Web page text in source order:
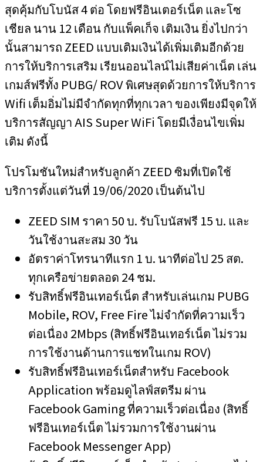
สุดคุ้มกับโบนัส 4 ต่อ โดยฟรีอินเตอร์เน็ต และโซ
เชียล นาน 12 เดือน กับแพ็คเก็จ เติมเงิน ยิ่งไปกว่า
นั้นสามารถ ZEED แบบเติมเงินได้เพิ่มเติมอีกด้วย
การให้บริการเสริม เรียนออนไลน์ไม่เสียค่าเน็ต เล่น
เกมส์ฟรีทั้ง PUBG/ ROV พิเศษสุดด้วยการให้บริการ
Wifi เต็มอิ่มไม่มีจำกัดทุกที่ทุกเวลา ของเพียงมีจุดให้
บริการสัญญา AIS Super WiFi โดยมีเงื่อนไขเพิ่ม
เติม ดังนี้
โปรโมชันใหม่สำหรับลูกค้า ZEED ซิมที่เปิดใช้
บริการตั้งแต่วันที่ 19/06/2020 เป็นต้นไป
ZEED SIM ราคา 50 บ. รับโบนัสฟรี 15 บ. และ
วันใช้งานสะสม 30 วัน
อัตราค่าโทรนาทีแรก 1 บ. นาทีต่อไป 25 สต.
ทุกเครือข่ายตลอด 24 ชม.
รับสิทธิ์ฟรีอินเทอร์เน็ต สำหรับเล่นเกม PUBG
Mobile, ROV, Free Fire ไม่จำกัดที่ความเร็ว
ต่อเนื่อง 2Mbps (สิทธิ์ฟรีอินเทอร์เน็ต ไม่รวม
การใช้งานด้านการแชทในเกม ROV)
รับสิทธิ์ฟรีอินเทอร์เน็ตสำหรับ Facebook
Application พร้อมดูไลฟ์สตรีม ผ่าน
Facebook Gaming ที่ความเร็วต่อเนื่อง (สิทธิ์
ฟรีอินเทอร์เน็ต ไม่รวมการใช้งานผ่าน
Facebook Messenger App)